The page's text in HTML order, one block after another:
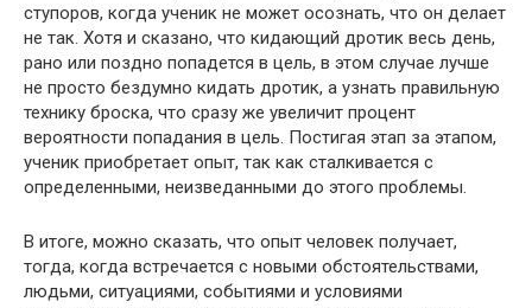
ступоров, когда ученик не может осознать, что он делает
не так. Хотя и сказано, что кидающий дротик весь день,
рано или поздно попадется в цель, в этом случае лучше
не просто бездумно кидать дротик, а узнать правильную
технику броска, что сразу же увеличит процент
вероятности попадания в цель. Постигая этап за этапом,
ученик приобретает опыт, так как сталкивается с
определенными, неизведанными до этого проблемы.
В итоге, можно сказать, что опыт человек получает,
тогда, когда встречается с новыми обстоятельствами,
людьми, ситуациями, событиями и условиями